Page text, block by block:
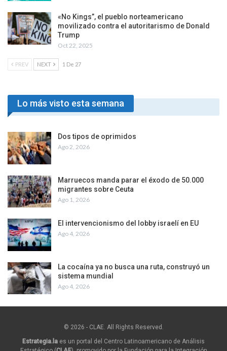
«No Kings”, el pueblo norteamericano
movilizado contra el autoritarismo de Donald
Trump
Oct 22, 2025
PREV NEXT 1 De 27
Lo más visto esta semana
Dos tipos de oprimidos
Ago 2, 2026
Marruecos manda parar el éxodo de 50.000
migrantes sobre Ceuta
Ago 1, 2026
El intervencionismo del lobby israelí en EU
Ago 4, 2026
La cocaína ya no busca una ruta, construyó un
sistema mundial
Ago 4, 2026
© 2026 - CLAE. All Rights Reserved.
Estrategia.la es un portal del Centro Latinoamericano de Análisis